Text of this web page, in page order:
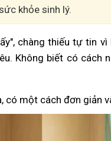
khỏe sinh lý.
chàng thiếu tự tin
Không biết có cách
một cách đơn giản